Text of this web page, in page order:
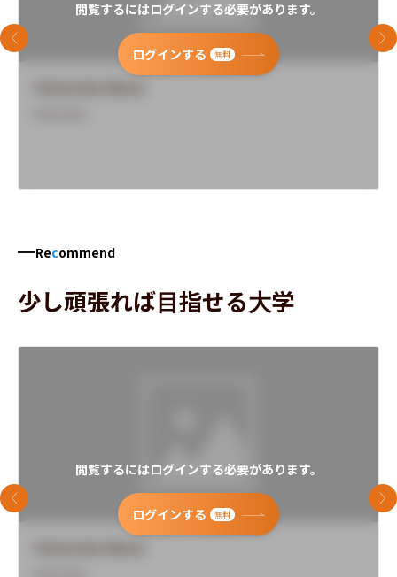
閲覧するにはログインする必要があります。
ログインする 無料
前のスライド 次
Recommend
少し頑張れば目指せる大学
閲覧するにはログインする必要があります。
ログインする 無料
前のスライド 次